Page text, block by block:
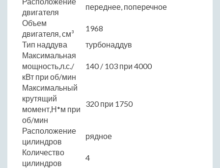
двигателя
переднее, поперечное
Объем
двигателя, см³
1968
Тип наддува
турбонаддув
Максимальная
мощность,л.с./
кВт при об/мин
140 / 103 при 4000
Максимальный
крутящий
момент,Н*м при
об/мин
320 при 1750
Расположение
цилиндров
рядное
Количество
цилиндров
4